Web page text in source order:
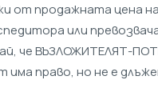
от продажната цена
или
че ВЪЗЛОЖИТЕЛЯТ-
право, но не е